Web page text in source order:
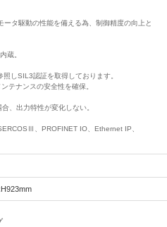
タ駆動の性能を備える為、制御精度の向上と
蔵。
しSIL3認証を取得しております。
テナンスの安全性を確保。
、出力特性が変化しない。
、PROFINET IO、Ethernet IP、